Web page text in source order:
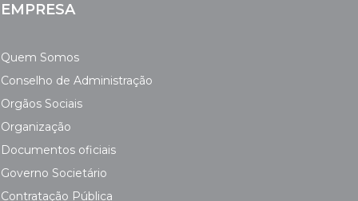
EMPRESA
Quem Somos
Conselho de Administração
Orgãos Sociais
Organização
Documentos oficiais
Governo Societário
Contratação Pública